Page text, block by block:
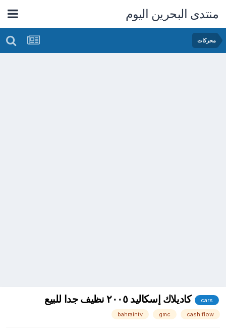
منتدى البحرين اليوم
محركات
cars كاديلاك إسكاليد ٢٠٠٥ نظيف جدا للبيع
cash flow
gmc
bahraintv